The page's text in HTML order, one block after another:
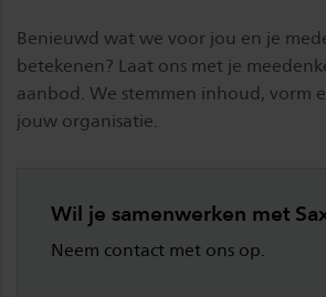
Benieuwd wat we voor jou en je
betekenen? Laat ons met je
aanbod. We stemmen inhoud, vorm
jouw organisatie.
Wil je samenwerken met
Neem contact met ons op.